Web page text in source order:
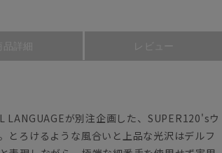
品詳細 レビュー
LANGUAGEが別注企画した、SUPER120'sウ
とろけるような風合いと上品な光沢はデルフ